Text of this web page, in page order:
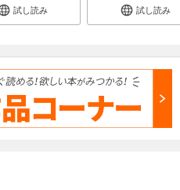
試し読み 試し読み